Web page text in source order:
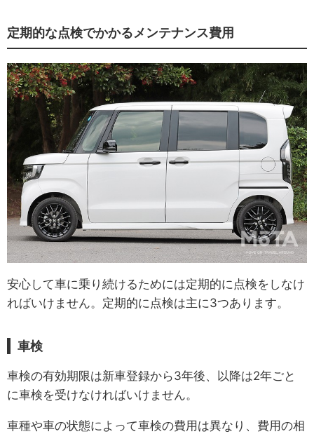
定期的な点検でかかるメンテナンス費用
安心して車に乗り続けるためには定期的に点検をしなけ
ればいけません。定期的に点検は主に3つあります。
車検
車検の有効期限は新車登録から3年後、以降は2年ごと
に車検を受けなければいけません。
車種や車の状態によって車検の費用は異なり、費用の相